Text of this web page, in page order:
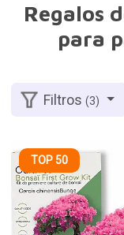
Regalos
para
Filtros(3)
TOP 50